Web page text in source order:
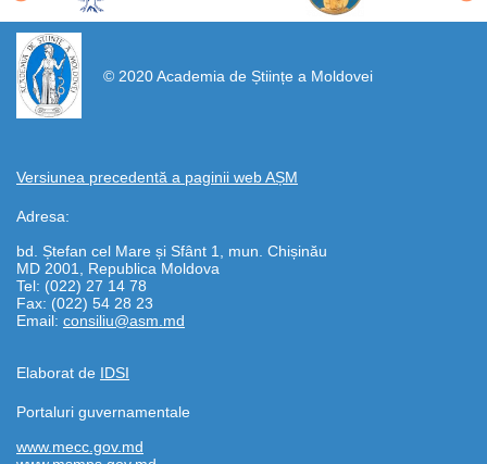
© 2020 Academia de Științe a Moldovei
Versiunea precedentă a paginii web AȘM
Adresa:
bd. Ștefan cel Mare și Sfânt 1, mun. Chișinău
MD 2001, Republica Moldova
Tel: (022) 27 14 78
Fax: (022) 54 28 23
Email: consiliu@asm.md
Elaborat de IDSI
https://propletenie.ru/
Portaluri guvernamentale
www.mecc.gov.md